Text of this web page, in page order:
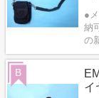
●
納
の
イ
B